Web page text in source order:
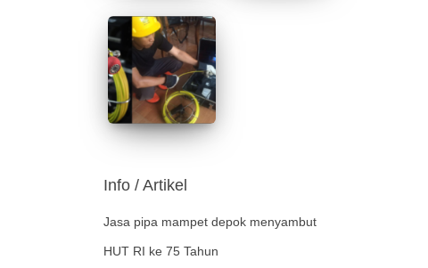
Info / Artikel
Jasa pipa mampet depok menyambut
HUT RI ke 75 Tahun